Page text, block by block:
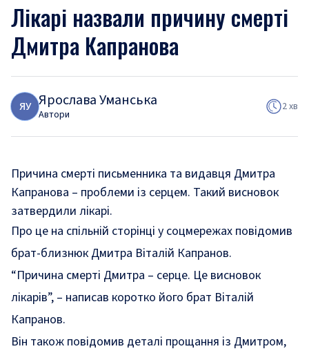
Лікарі назвали причину смерті
Дмитра Капранова
ЯУ Ярослава Уманська
Автори
2 хв
Причина смерті письменника та видавця Дмитра
Капранова – проблеми із серцем. Такий висновок
затвердили лікарі.
Про це на спільній сторінці у соцмережах повідомив
брат-близнюк Дмитра Віталій Капранов.
“Причина смерті Дмитра – серце. Це висновок
лікарів”, – написав коротко його брат Віталій
Капранов.
Він також повідомив деталі прощання із Дмитром,